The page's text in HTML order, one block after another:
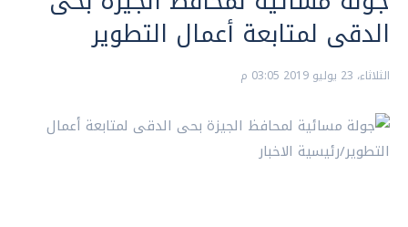
الدقى لمتابعة أعمال التطوير
الثلاثاء، 23 يوليو 2019 03:05 م